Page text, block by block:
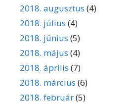
2018. augusztus (4)
2018. július (4)
2018. június (5)
2018. május (4)
2018. április (7)
2018. március (6)
2018. február(5)